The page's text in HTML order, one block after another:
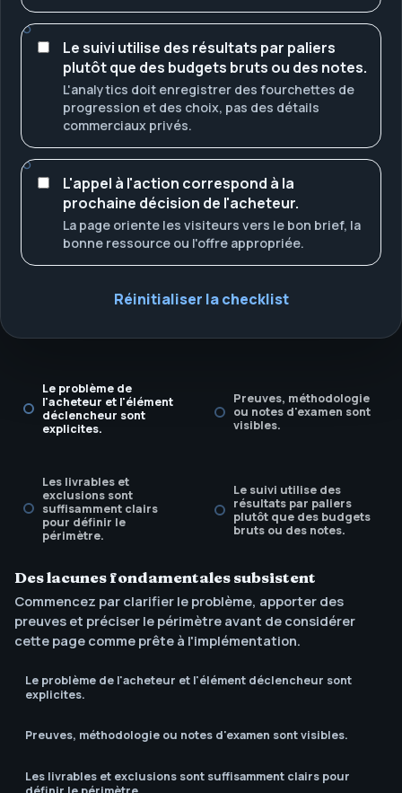
Le suivi utilise des résultats par paliers
plutôt que des budgets bruts ou des notes.
L'analytics doit enregistrer des fourchettes de
progression et des choix, pas des détails
commerciaux privés.
L'appel à l'action correspond à la
prochaine décision de l'acheteur.
La page oriente les visiteurs vers le bon brief, la
bonne ressource ou l'offre appropriée.
Réinitialiser la checklist
Le problème de
l'acheteur et l'élément
déclencheur sont
explicites.
Preuves, méthodologie
ou notes d'examen sont
visibles.
Les livrables et
exclusions sont
suffisamment clairs
pour définir le
périmètre.
Le suivi utilise des
résultats par paliers
plutôt que des budgets
bruts ou des notes.
L'appel à l'action
correspond à la
prochaine décision de
l'acheteur.
Des lacunes fondamentales subsistent
Commencez par clarifier le problème, apporter des
preuves et préciser le périmètre avant de considérer
cette page comme prête à l'implémentation.
Le problème de l'acheteur et l'élément déclencheur sont
explicites.
Preuves, méthodologie ou notes d'examen sont visibles.
Les livrables et exclusions sont suffisamment clairs pour